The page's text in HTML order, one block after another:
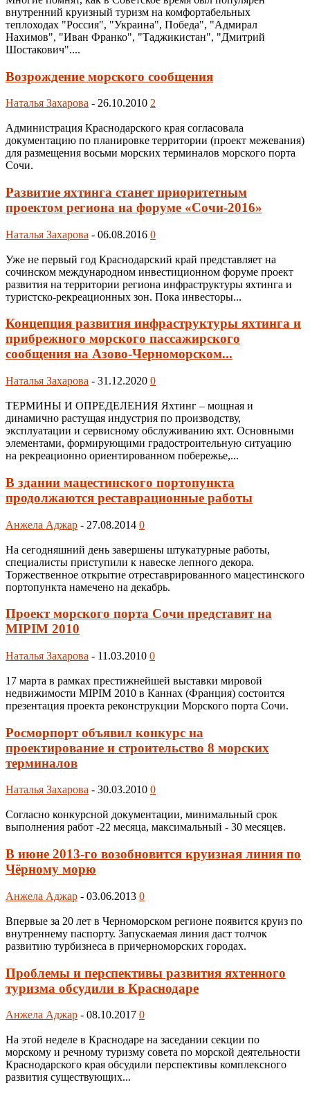
внутренний круизный туризм на комфортабельных
теплоходах "Россия", "Украина", Победа", "Адмирал
Нахимов", "Иван Франко", "Таджикистан", "Дмитрий
Шостакович"....
Возрождение морского сообщения
Наталья Захарова - 26.10.2010 2
Администрация Краснодарского края согласовала
документацию по планировке территории (проект межевания)
для размещения восьми морских терминалов морского порта
Сочи.
Развитие яхтинга станет приоритетным
проектом региона на форуме «Сочи-2016»
Наталья Захарова - 06.08.2016 0
Уже не первый год Краснодарский край представляет на
сочинском международном инвестиционном форуме проект
развития на территории региона инфраструктуры яхтинга и
туристско-рекреационных зон. Пока инвесторы...
Концепция развития инфраструктуры яхтинга и
прибрежного морского пассажирского
сообщения на Азово-Черноморском...
Наталья Захарова - 31.12.2020 0
ТЕРМИНЫ И ОПРЕДЕЛЕНИЯ Яхтинг – мощная и
динамично растущая индустрия по производству,
эксплуатации и сервисному обслуживанию яхт. Основными
элементами, формирующими градостроительную ситуацию
на рекреационно ориентированном побережье,...
В здании мацестинского портопункта
продолжаются реставрационные работы
Анжела Аджар - 27.08.2014 0
На сегодняшний день завершены штукатурные работы,
специалисты приступили к навеске лепного декора.
Торжественное открытие отреставрированного мацестинского
портопункта намечено на декабрь.
Проект морского порта Сочи представят на
MIPIM 2010
Наталья Захарова - 11.03.2010 0
17 марта в рамках престижнейшей выставки мировой
недвижимости MIPIM 2010 в Каннах (Франция) состоится
презентация проекта реконструкции Морского порта Сочи.
Росморпорт объявил конкурс на
проектирование и строительство 8 морских
терминалов
Наталья Захарова - 30.03.2010 0
Согласно конкурсной документации, минимальный срок
выполнения работ -22 месяца, максимальный - 30 месяцев.
В июне 2013-го возобновится круизная линия по
Чёрному морю
Анжела Аджар - 03.06.2013 0
Впервые за 20 лет в Черноморском регионе появится круиз по
внутреннему паспорту. Запускаемая линия даст толчок
развитию турбизнеса в причерноморских городах.
Проблемы и перспективы развития яхтенного
туризма обсудили в Краснодаре
Анжела Аджар - 08.10.2017 0
На этой неделе в Краснодаре на заседании секции по
морскому и речному туризму совета по морской деятельности
Краснодарского края обсудили перспективы комплексного
развития существующих...